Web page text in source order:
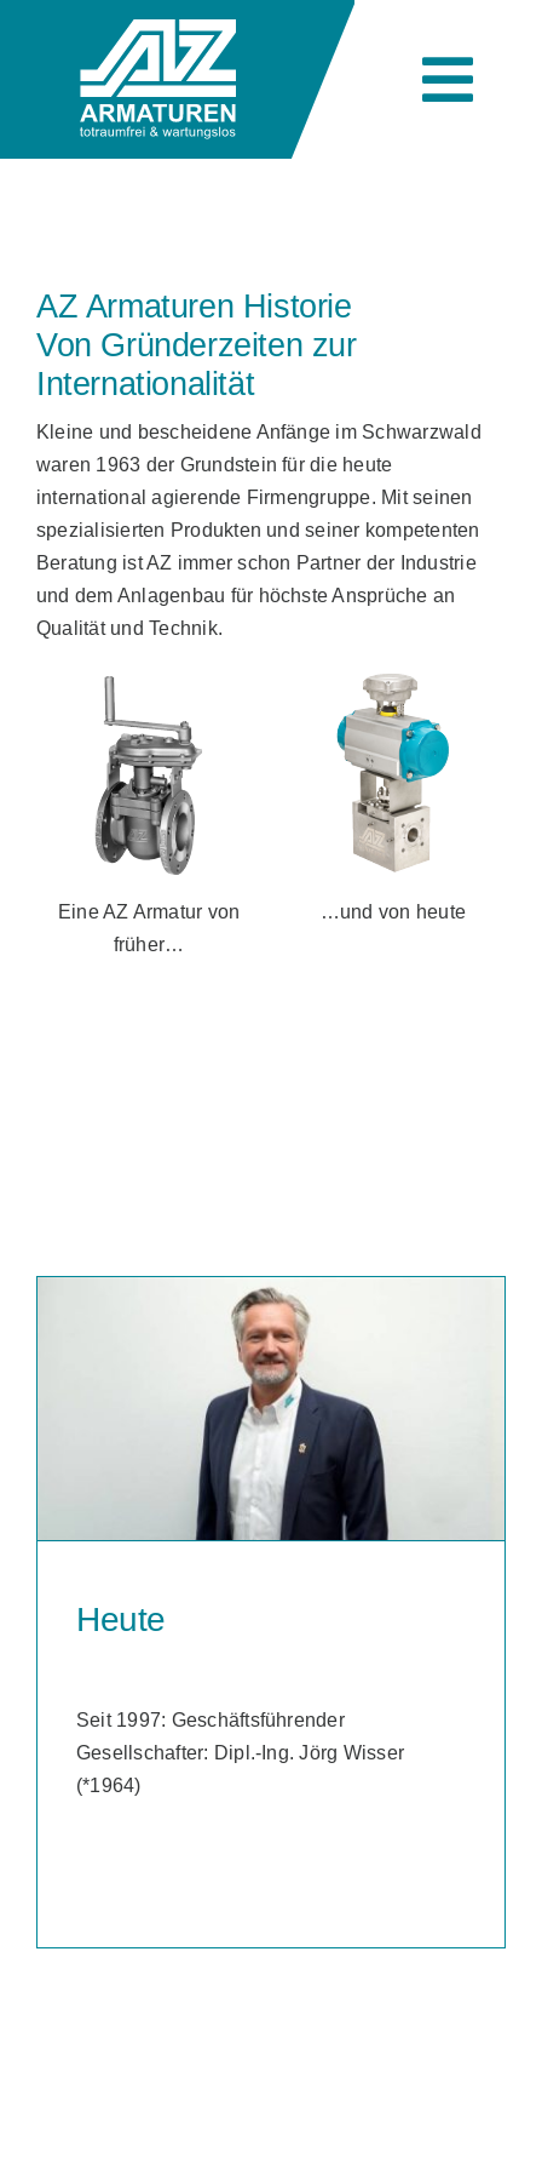
Produkte
Branchen
Vertrieb
AZ Armaturen Historie
Von Gründerzeiten zur
Internationalität
Kleine und bescheidene Anfänge im Schwarzwald
waren 1963 der Grundstein für die heute
international agierende Firmengruppe. Mit seinen
spezialisierten Produkten und seiner kompetenten
Beratung ist AZ immer schon Partner der Industrie
und dem Anlagenbau für höchste Ansprüche an
Qualität und Technik.
Eine AZ Armatur von
früher…
…und von heute
Heute
Seit 1997: Geschäftsführender
Gesellschafter: Dipl.-Ing. Jörg Wisser
(*1964)